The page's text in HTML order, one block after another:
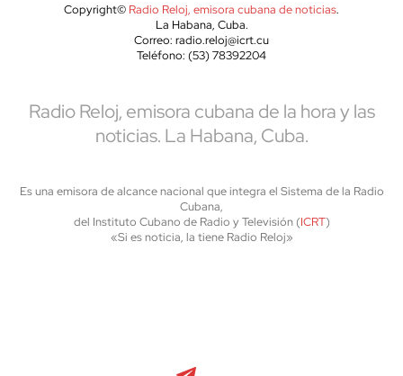
Copyright© Radio Reloj, emisora cubana de noticias.
La Habana, Cuba.
Correo: radio.reloj@icrt.cu
Teléfono: (53) 78392204
Radio Reloj, emisora cubana de la hora y las
noticias. La Habana, Cuba.
Es una emisora de alcance nacional que integra el Sistema de la Radio
Cubana,
del Instituto Cubano de Radio y Televisión (ICRT)
«Si es noticia, la tiene Radio Reloj»